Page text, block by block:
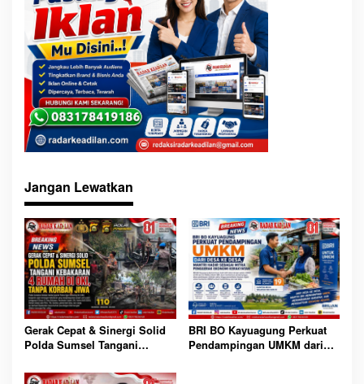
Jangan Lewatkan
Gerak Cepat & Sinergi Solid
Polda Sumsel Tangani
Tanpa Korban Jiwa
BRI BO Kayuagung Perkuat
Pendampingan UMKM dari